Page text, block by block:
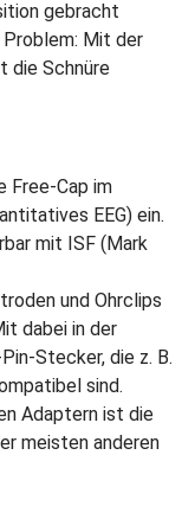
gebracht
Problem: Mit der
die Schnüre
Free-Cap im
EEG) ein.
mit ISF (Mark
und Ohrclips
dabei in der
Stecker, die z. B.
sind.
Adaptern ist die
meisten anderen